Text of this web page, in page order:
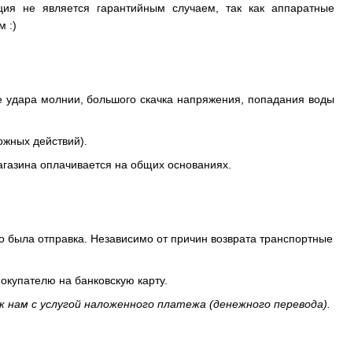
не является гарантийным случаем, так как аппаратные
:)
удара молнии, большого скачка напряжения, попадания воды
действий).
оплачивается на общих основаниях.
была отправка. Независимо от причин возврата транспортные
на банковскую карту.
с услугой наложенного платежа (денежного перевода).